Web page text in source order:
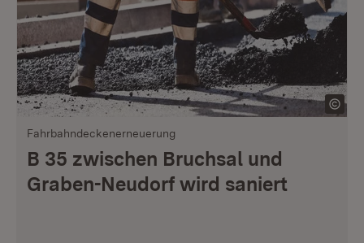
Fahrbahndeckenerneuerung
B 35 zwischen Bruchsal und
Graben-Neudorf wird saniert